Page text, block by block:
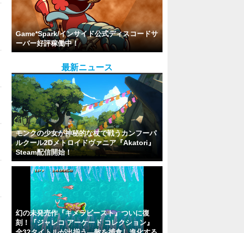
Game*Spark/インサイド公式ディスコードサ
ーバー好評稼働中！
最新ニュース
モンクの少女が神秘的な杖で戦うカンフーパ
ルクール2Dメトロイドヴァニア『Akatori』
Steam配信開始！
幻の未発売作『キメラビースト』ついに復
刻！『ジャレコ アーケード コレクション』